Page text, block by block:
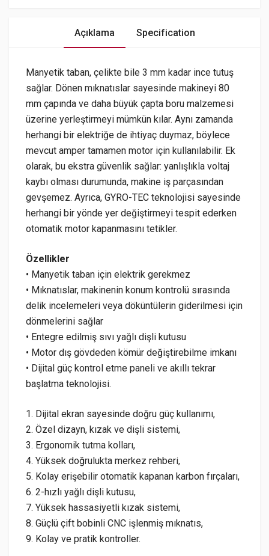
Açıklama Specification
Manyetik taban, çelikte bile 3 mm kadar ince tutuş
sağlar. Dönen mıknatıslar sayesinde makineyi 80
mm çapında ve daha büyük çapta boru malzemesi
üzerine yerleştirmeyi mümkün kılar. Aynı zamanda
herhangi bir elektriğe de ihtiyaç duymaz, böylece
mevcut amper tamamen motor için kullanılabilir. Ek
olarak, bu ekstra güvenlik sağlar: yanlışlıkla voltaj
kaybı olması durumunda, makine iş parçasından
gevşemez. Ayrıca, GYRO-TEC teknolojisi sayesinde
herhangi bir yönde yer değiştirmeyi tespit ederken
otomatik motor kapanmasını tetikler.
Özellikler
• Manyetik taban için elektrik gerekmez
• Mıknatıslar, makinenin konum kontrolü sırasında
delik incelemeleri veya döküntülerin giderilmesi için
dönmelerini sağlar
• Entegre edilmiş sıvı yağlı dişli kutusu
• Motor dış gövdeden kömür değiştirebilme imkanı
• Dijital güç kontrol etme paneli ve akıllı tekrar
başlatma teknolojisi.
1. Dijital ekran sayesinde doğru güç kullanımı,
2. Özel dizayn, kızak ve dişli sistemi,
3. Ergonomik tutma kolları,
4. Yüksek doğrulukta merkez rehberi,
5. Kolay erişebilir otomatik kapanan karbon fırçaları,
6. 2-hızlı yağlı dişli kutusu,
7. Yüksek hassasiyetli kızak sistemi,
8. Güçlü çift bobinli CNC işlenmiş mıknatıs,
9. Kolay ve pratik kontroller.